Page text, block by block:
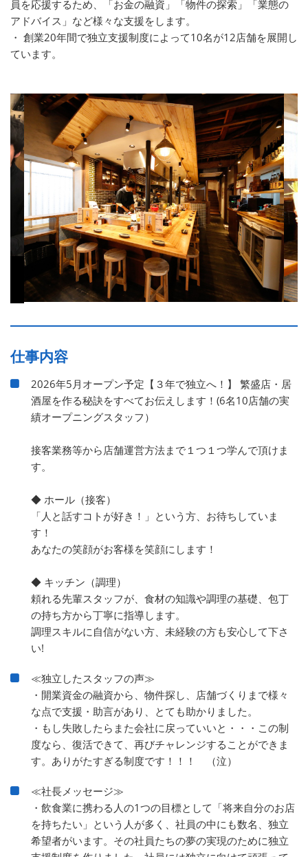
員を応援するため、「お金の融資」「物件の探索」「業態の
アドバイス」など様々な支援をします。
・ 創業20年間で独立支援制度によって10名が12店舗を展開し
ています。
仕事内容
2026年5月オープン予定【３年で独立へ！】 繁盛店・居
酒屋を作る秘訣をすべてお伝えします！(6名10店舗の実
績オープニングスタッフ）
接客業務等から店舗運営方法まで１つ１つ学んで頂けま
す。
◆ ホール（接客）
「人と話すコトが好き！」という方、お待ちしていま
す！
あなたの笑顔がお客様を笑顔にします！
◆ キッチン（調理）
頼れる先輩スタッフが、食材の知識や調理の基礎、包丁
の持ち方から丁寧に指導します。
調理スキルに自信がない方、未経験の方も安心して下さ
い!
≪独立したスタッフの声≫
・開業資金の融資から、物件探し、店舗づくりまで様々
な点で支援・助言があり、とても助かりました。
・もし失敗したらまた会社に戻っていいと・・・この制
度なら、復活できて、再びチャレンジすることができま
す。ありがたすぎる制度です！！！ （泣）
≪社長メッセージ≫
・飲食業に携わる人の1つの目標として「将来自分のお店
を持ちたい」という人が多く、社員の中にも数名、独立
希望者がいます。その社員たちの夢の実現のために独立